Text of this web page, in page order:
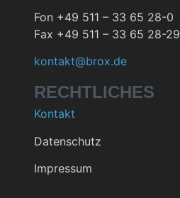
Fon +49 511 – 33 65 28-0
Fax +49 511 – 33 65 28-29
kontakt@brox.de
RECHTLICHES
Kontakt
Datenschutz
Impressum